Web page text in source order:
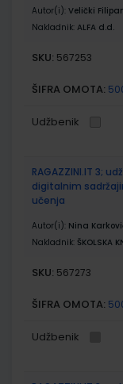
Autor(i): Velički
Nakladnik: ALFA d.d.
SKU: 567253
ŠIFRA OMOTA:
Udžbenik
RAGAZZINI.IT 3;
digitalnim
učenja
Autor(i): Nina
Nakladnik: ŠKOLSKA
SKU: 567273
ŠIFRA OMOTA:
Udžbenik